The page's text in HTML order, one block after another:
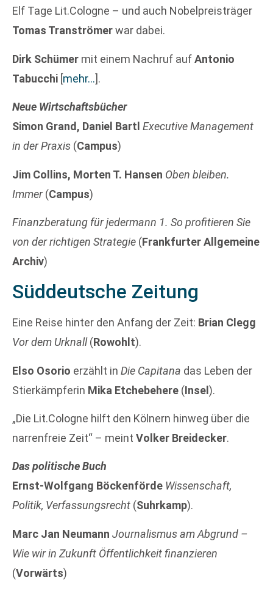
Elf Tage Lit.Cologne – und auch Nobelpreisträger
Tomas Tranströmerwar dabei.
Dirk Schümer mit einem Nachruf aufAntonio
Tabucchi [mehr…].
Neue Wirtschaftsbücher
Simon Grand, Daniel Bartl Executive Management
in der Praxis (Campus)
Jim Collins, Morten T. Hansen Oben bleiben.
Immer(Campus)
Finanzberatung für jedermann 1. So profitieren Sie
von der richtigen Strategie (Frankfurter Allgemeine
Archiv)
Süddeutsche Zeitung
Eine Reise hinter den Anfang der Zeit: Brian Clegg
Vor dem Urknall(Rowohlt).
Elso Osorio erzählt in Die Capitana das Leben der
Stierkämpferin Mika Etchebehere (Insel).
„Die Lit.Cologne hilft den Kölnern hinweg über die
narrenfreie Zeit“ – meint Volker Breidecker.
Das politische Buch
Ernst-Wolfgang Böckenförde Wissenschaft,
Politik, Verfassungsrecht (Suhrkamp).
Marc Jan Neumann Journalismus am Abgrund –
Wie wir in Zukunft Öffentlichkeit finanzieren
(Vorwärts)